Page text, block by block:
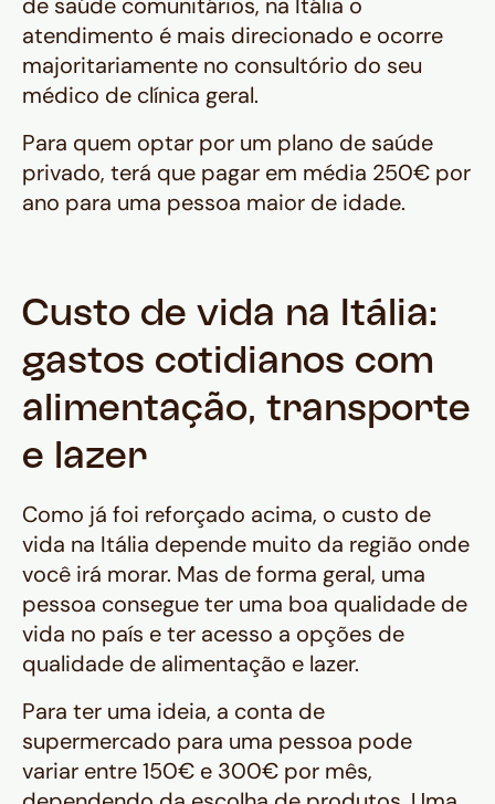
atendimento é mais direcionado e ocorre
majoritariamente no consultório do seu
médico de clínica geral.
Para quem optar por um plano de saúde
privado, terá que pagar em média 250€ por
ano para uma pessoa maior de idade.
Custo de vida na Itália:
gastos cotidianos com
alimentação, transporte
e lazer
Como já foi reforçado acima, o custo de
vida na Itália depende muito da região onde
você irá morar. Mas de forma geral, uma
pessoa consegue ter uma boa qualidade de
vida no país e ter acesso a opções de
qualidade de alimentação e lazer.
Para ter uma ideia, a conta de
supermercado para uma pessoa pode
variar entre 150€ e 300€ por mês,